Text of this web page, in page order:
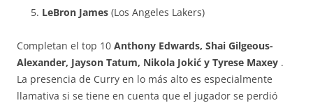
LeBron James (Los Angeles Lakers)
Completan el top 10 Anthony Edwards, Shai Gilgeous-
Alexander, Jayson Tatum, Nikola Jokić y Tyrese Maxey .
La presencia de Curry en lo más alto es especialmente
llamativa si se tiene en cuenta que el jugador se perdió